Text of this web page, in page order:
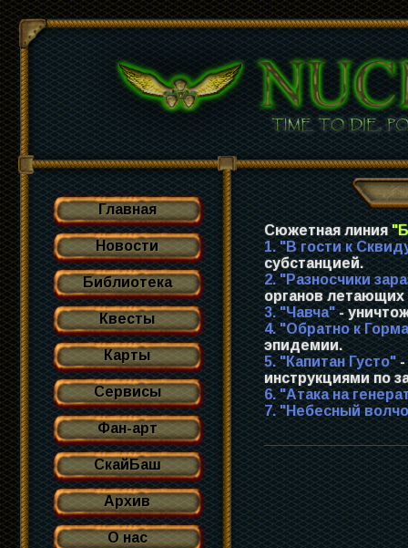
Главная
Новости
Библиотека
Квесты
Карты
Сервисы
Фан-арт
СкайБаш
Архив
О нас
Сюжетная линия
1. "В гости к
субстанцией.
2. "Разносчики
органов летающих
3. "Чавча" -
4. "Обратно к
эпидемии.
5. "Капитан Густо" -
инструкциями по
6. "Атака на
7. "Небесный